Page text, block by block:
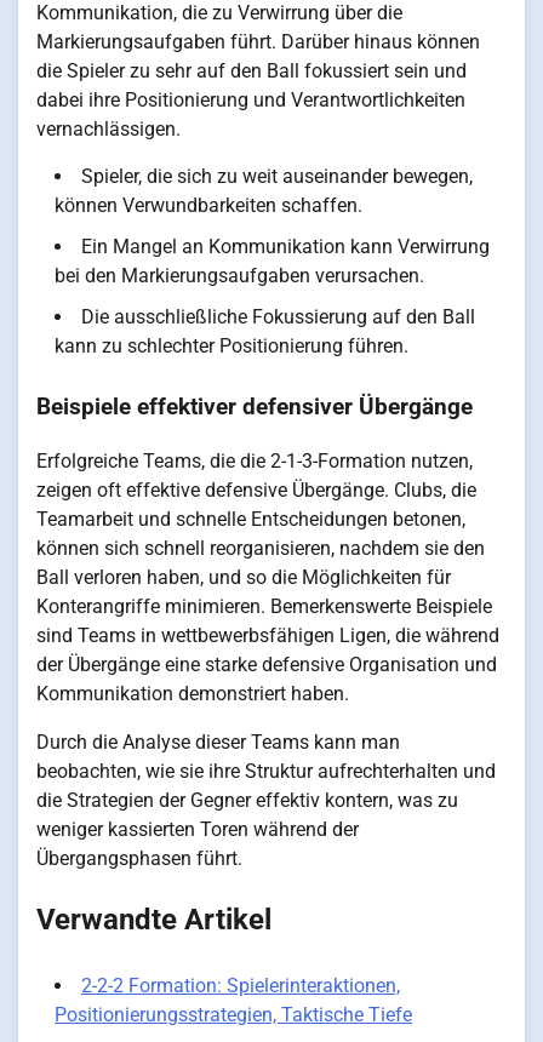
Kommunikation, die zu Verwirrung über die
Markierungsaufgaben führt. Darüber hinaus können
die Spieler zu sehr auf den Ball fokussiert sein und
dabei ihre Positionierung und Verantwortlichkeiten
vernachlässigen.
Spieler, die sich zu weit auseinander bewegen,
können Verwundbarkeiten schaffen.
Ein Mangel an Kommunikation kann Verwirrung
bei den Markierungsaufgaben verursachen.
Die ausschließliche Fokussierung auf den Ball
kann zu schlechter Positionierung führen.
Beispiele effektiver defensiver Übergänge
Erfolgreiche Teams, die die 2-1-3-Formation nutzen,
zeigen oft effektive defensive Übergänge. Clubs, die
Teamarbeit und schnelle Entscheidungen betonen,
können sich schnell reorganisieren, nachdem sie den
Ball verloren haben, und so die Möglichkeiten für
Konterangriffe minimieren. Bemerkenswerte Beispiele
sind Teams in wettbewerbsfähigen Ligen, die während
der Übergänge eine starke defensive Organisation und
Kommunikation demonstriert haben.
Durch die Analyse dieser Teams kann man
beobachten, wie sie ihre Struktur aufrechterhalten und
die Strategien der Gegner effektiv kontern, was zu
weniger kassierten Toren während der
Übergangsphasen führt.
Verwandte Artikel
2-2-2 Formation: Spielerinteraktionen,
Positionierungsstrategien, Taktische Tiefe